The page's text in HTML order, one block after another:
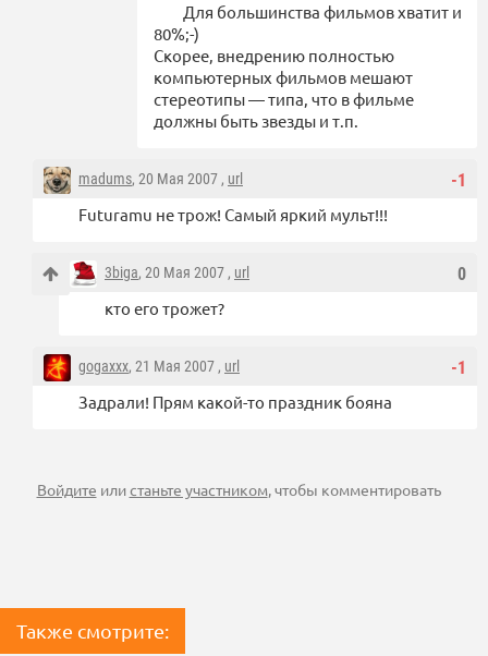
Для большинства фильмов хватит и
80%;-)
Скорее, внедрению полностью
компьютерных фильмов мешают
стереотипы — типа, что в фильме
должны быть звезды и т.п.
-1
madums, 20 Мая 2007 , url
Futuramu не трож! Самый яркий мульт!!!
0
3biga, 20 Мая 2007 , url
кто его трожет?
-1
gogaxxx, 21 Мая 2007 , url
Задрали! Прям какой-то праздник бояна
Войдите илистаньте участником, чтобы комментировать
Также смотрите: